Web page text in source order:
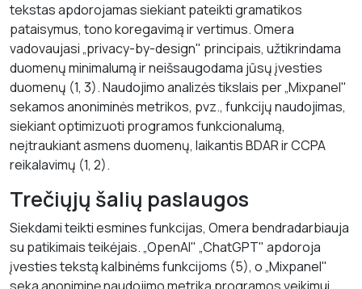
tekstas apdorojamas siekiant pateikti gramatikos
pataisymus, tono koregavimą ir vertimus. Omera
vadovaujasi „privacy-by-design" principais, užtikrindama
duomenų minimalumą ir neišsaugodama jūsų įvesties
duomenų (1, 3). Naudojimo analizės tikslais per „Mixpanel"
sekamos anoniminės metrikos, pvz., funkcijų naudojimas,
siekiant optimizuoti programos funkcionalumą,
neįtraukiant asmens duomenų, laikantis BDAR ir CCPA
reikalavimų (1, 2).
Trečiųjų šalių paslaugos
Siekdami teikti esmines funkcijas, Omera bendradarbiauja
su patikimais teikėjais. „OpenAI" „ChatGPT" apdoroja
įvesties tekstą kalbinėms funkcijoms (5), o „Mixpanel"